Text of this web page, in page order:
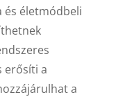
és életmódbeli
erősíti a
a